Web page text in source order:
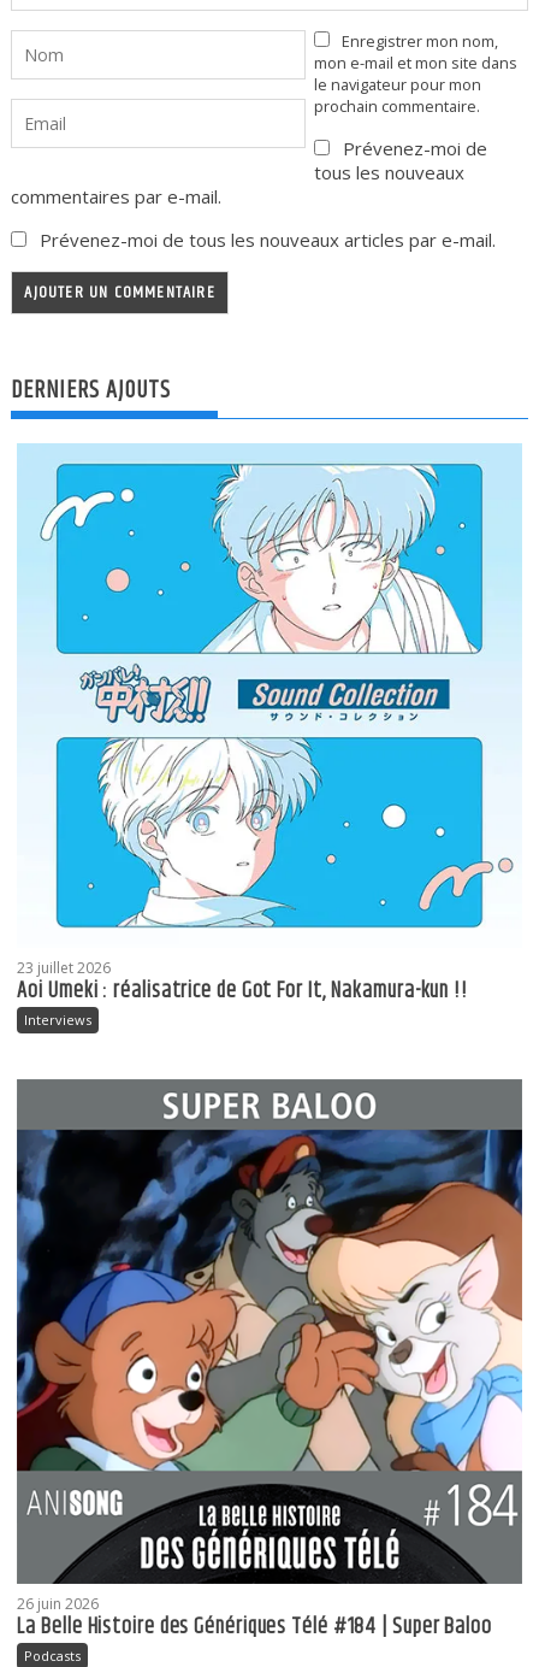
Enregistrer mon nom,
mon e-mail et mon site dans
le navigateur pour mon
prochain commentaire.
Prévenez-moi de
tous les nouveaux
commentaires par e-mail.
Prévenez-moi de tous les nouveaux articles par e-mail.
DERNIERS AJOUTS
23 juillet 2026
Aoi Umeki : réalisatrice de Got For It, Nakamura-kun !!
Interviews
26 juin 2026
La Belle Histoire des Génériques Télé #184 | Super Baloo
Podcasts